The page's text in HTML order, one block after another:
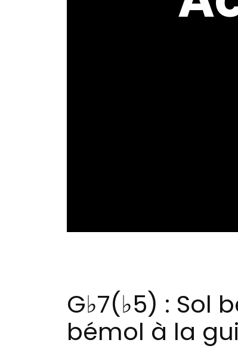
G♭7(♭5) : Sol
bémol à la